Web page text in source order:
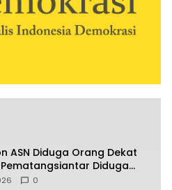
ASN Diduga Orang Dekat
Diduga
ke Kontraktor
0